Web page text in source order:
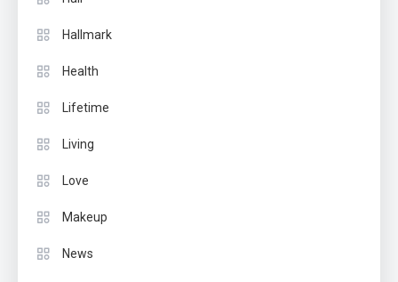
Hallmark
Health
Lifetime
Living
Love
Makeup
News